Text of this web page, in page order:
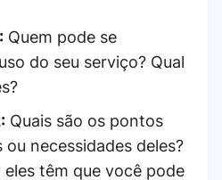
Quem pode se
do seu serviço? Qual
Quais são os pontos
necessidades deles?
eles têm que você pode